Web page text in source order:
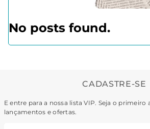
No posts found.
CADASTRE-SE
E entre para a nossa lista VIP. Seja o primeiro
lançamentos e ofertas.